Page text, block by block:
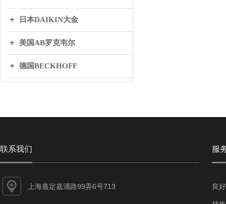
日本DAIKIN大金
美国AB罗克韦尔
德国BECKHOFF
联系我们
上海嘉定嘉涌路99弄6号713
服
良